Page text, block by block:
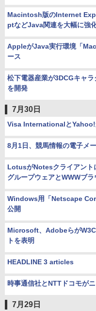
Macintosh版のInternet
ptなどJava関連を大幅に強
AppleがJava実行環境「
ース
松下電器産業が3DCGキャ
を開発
7月30日
Visa InternationalとYahoo!
8月1日、競馬情報の電子メ
LotusがNotesクライアン
グループウェアとWWWブ
Windows用「Netscape
公開
Microsoft、AdobeらがW3C
トを表明
HEADLINE 3 articles
時事通信社とNTTドコモが
7月29日